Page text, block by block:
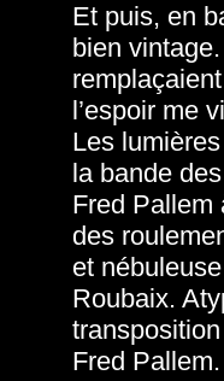
Et puis, en
bien
l’espoir me
Les
la bande
Fred Pallem
des
et
Roubaix.
Fred